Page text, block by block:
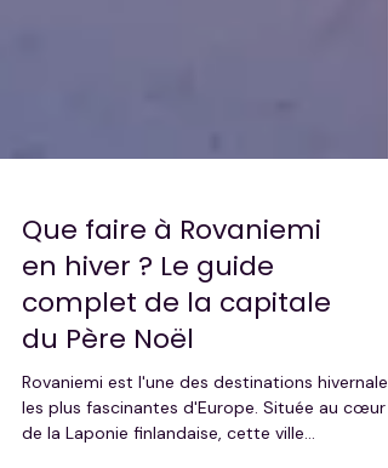
Que faire à Rovaniemi
en hiver ? Le guide
complet de la capitale
du Père Noël